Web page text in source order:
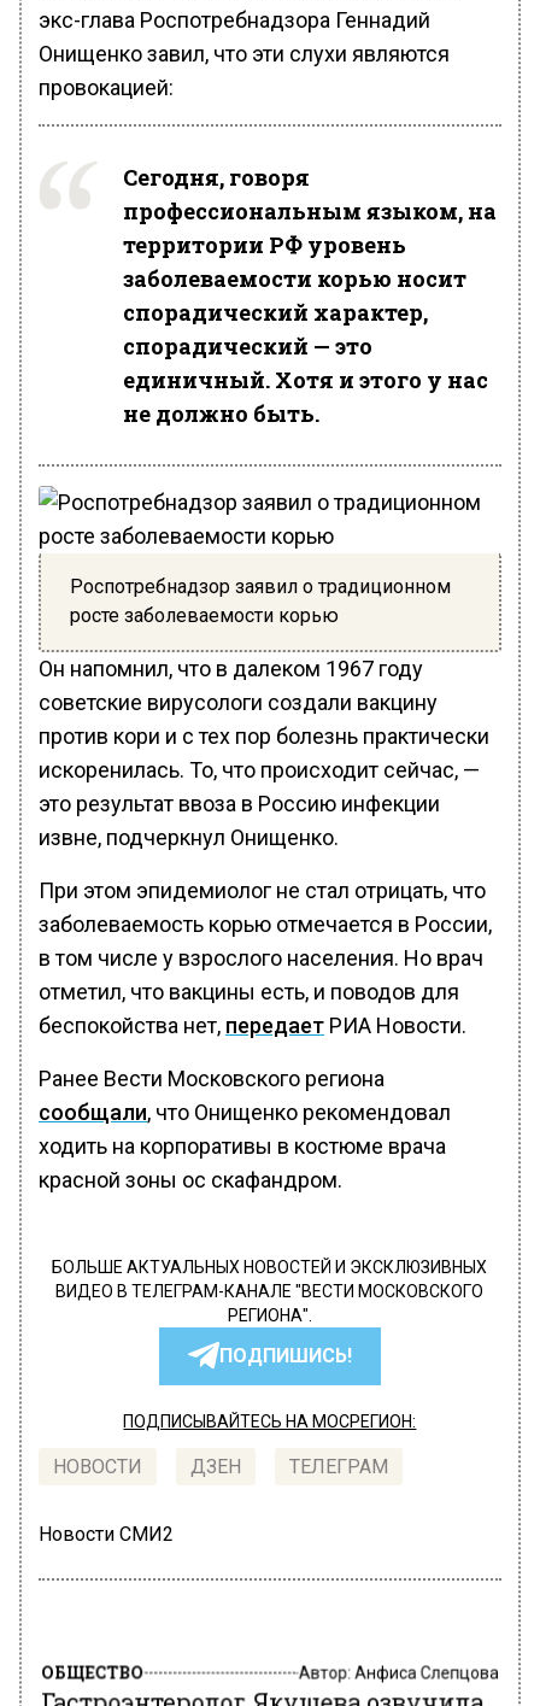
экс-глава Роспотребнадзора Геннадий
Онищенко завил, что эти слухи являются
провокацией:
Сегодня, говоря
профессиональным языком, на
территории РФ уровень
заболеваемости корью носит
спорадический характер,
спорадический — это
единичный. Хотя и этого у нас
не должно быть.
Роспотребнадзор заявил о традиционном
росте заболеваемости корью
Он напомнил, что в далеком 1967 году
советские вирусологи создали вакцину
против кори и с тех пор болезнь практически
искоренилась. То, что происходит сейчас, —
это результат ввоза в Россию инфекции
извне, подчеркнул Онищенко.
При этом эпидемиолог не стал отрицать, что
заболеваемость корью отмечается в России,
в том числе у взрослого населения. Но врач
отметил, что вакцины есть, и поводов для
беспокойства нет, передает РИА Новости.
Ранее Вести Московского региона
сообщали, что Онищенко рекомендовал
ходить на корпоративы в костюме врача
красной зоны ос скафандром.
БОЛЬШЕ АКТУАЛЬНЫХ НОВОСТЕЙ И ЭКСКЛЮЗИВНЫХ
ВИДЕО В ТЕЛЕГРАМ-КАНАЛЕ "ВЕСТИ МОСКОВСКОГО
РЕГИОНА".
ПОДПИШИСЬ!
ПОДПИСЫВАЙТЕСЬ НА МОСРЕГИОН:
НОВОСТИ ДЗЕН ТЕЛЕГРАМ
Новости СМИ2
ОБЩЕСТВО
Гастроэнтеролог Якушева озвучила